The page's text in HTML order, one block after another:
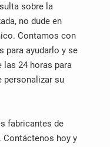
sobre la
no dude en
Contamos con
para ayudarlo y se
las 24 horas para
personalizar su
fabricantes de
Contáctenos hoy y